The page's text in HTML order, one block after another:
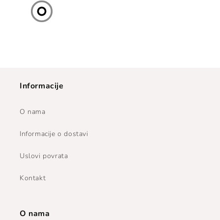
Informacije
O nama
Informacije o dostavi
Uslovi povrata
Kontakt
O nama